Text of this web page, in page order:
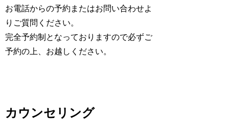
お電話からの予約またはお問い合わせよ
りご質問ください。
完全予約制となっておりますので必ずご
予約の上、お越しください。
カウンセリング